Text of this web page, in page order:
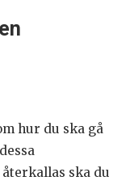
hur du ska gå
ska du